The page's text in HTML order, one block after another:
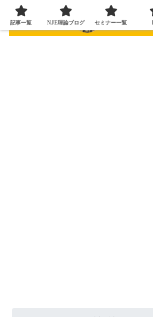
記事一覧 NJE理論ブログ セミナー一覧